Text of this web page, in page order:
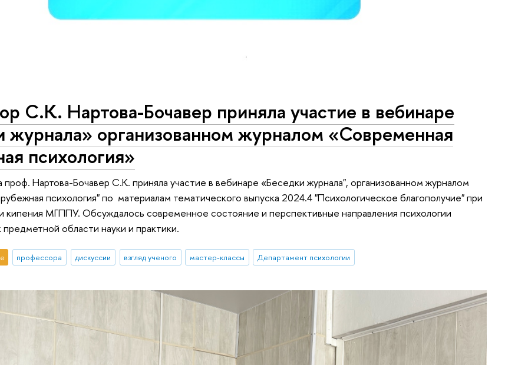
С.К. Нартова-Бочавер приняла участие в вебинаре
журнала» организованном журналом «Современная
психология»
Нартова-Бочавер С.К. приняла участие в вебинаре «Беседки журнала", организованном журналом
психология" по материалам тематического выпуска 2024.4 "Психологическое благополучие" при
кипения МГППУ. Обсуждалось современное состояние и перспективные направления психологии
предметной области науки и практики.
профессора дискуссии взгляд ученого мастер-классы Департамент психологии